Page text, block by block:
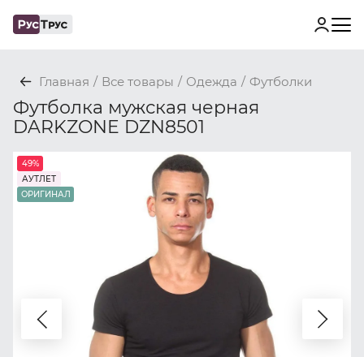
Главная / Все товары / Одежда / Футболки
Футболка мужская черная
DARKZONE DZN8501
49%
АУТЛЕТ
ОРИГИНАЛ